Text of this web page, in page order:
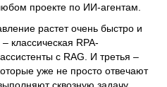
проекте по ИИ-агентам.
растет очень быстро и
классическая RPA-
с RAG. И третья –
уже не просто отвечают